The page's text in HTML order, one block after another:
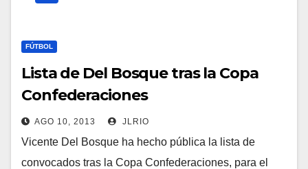
FÚTBOL
Lista de Del Bosque tras la Copa
Confederaciones
AGO 10, 2013 JLRIO
Vicente Del Bosque ha hecho pública la lista de
convocados tras la Copa Confederaciones, para el